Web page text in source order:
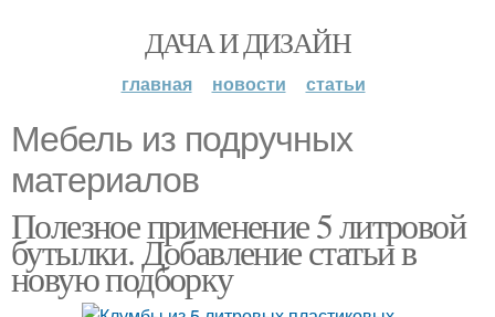
ДАЧА И ДИЗАЙН
главная новости статьи
Мебель из подручных
материалов
Полезное применение 5 литровой
бутылки. Добавление статьи в
новую подборку